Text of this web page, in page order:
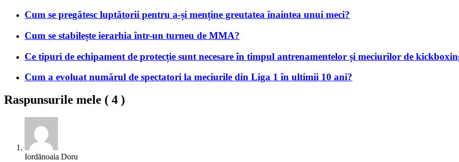
Cum se pregătesc luptătorii pentru a-și menține greutatea înaintea unui meci?
Cum se stabilește ierarhia într-un turneu de MMA?
Ce tipuri de echipament de protecție sunt necesare în timpul antrenamentelor și meciurilor de
Cum a evoluat numărul de spectatori la meciurile din Liga 1 în ultimii 10 ani?
Raspunsurile mele ( 4 )
Iordănoaia Doru